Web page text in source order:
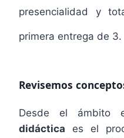
presencialidad y
primera entrega de 3.
Revisemos
Desde el ámbito
didáctica es el